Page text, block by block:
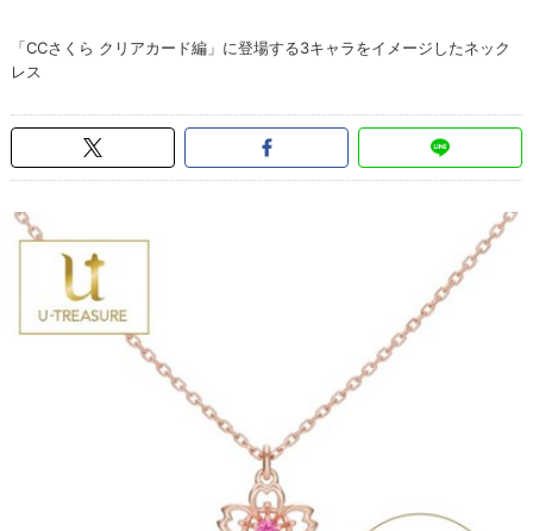
「CCさくら クリアカード編」に登場する3キャラをイメージしたネック
レス